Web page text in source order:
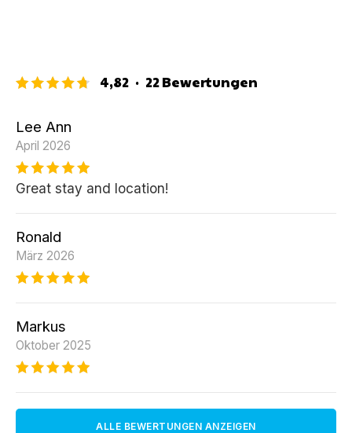
4,82 · 22Bewertungen
Lee Ann
April 2026
Great stay and location!
Ronald
März 2026
Markus
Oktober 2025
ALLE BEWERTUNGEN ANZEIGEN